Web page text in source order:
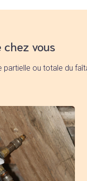
chez vous
ou totale du